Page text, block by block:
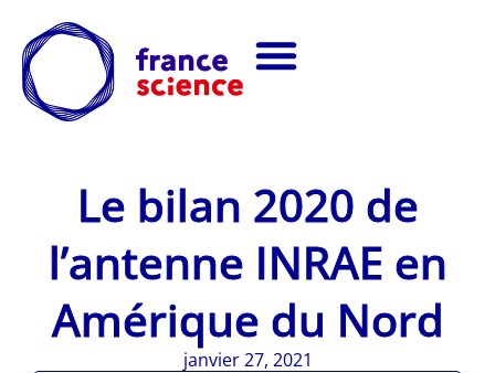
Le bilan 2020 de
l’antenne INRAE en
Amérique du Nord
janvier 27, 2021